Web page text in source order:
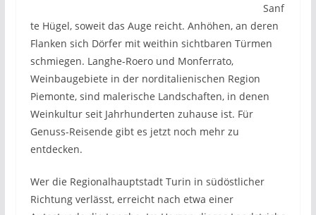
Sanf
te Hügel, soweit das Auge reicht. Anhöhen, an deren
Flanken sich Dörfer mit weithin sichtbaren Türmen
schmiegen. Langhe-Roero und Monferrato,
Weinbaugebiete in der norditalienischen Region
Piemonte, sind malerische Landschaften, in denen
Weinkultur seit Jahrhunderten zuhause ist. Für
Genuss-Reisende gibt es jetzt noch mehr zu
entdecken.
Wer die Regionalhauptstadt Turin in südöstlicher
Richtung verlässt, erreicht nach etwa einer